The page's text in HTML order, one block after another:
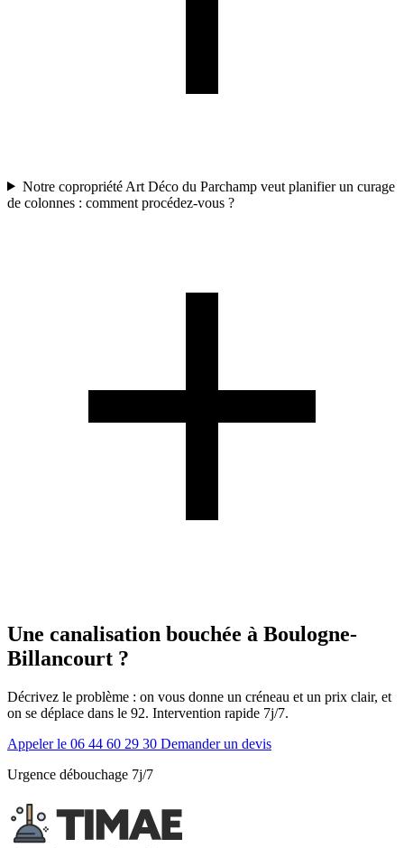
Notre copropriété Art Déco du Parchamp veut planifier un curage
de colonnes : comment procédez-vous ?
Une canalisation bouchée à Boulogne-
Billancourt ?
Décrivez le problème : on vous donne un créneau et un prix clair, et
on se déplace dans le 92. Intervention rapide 7j/7.
Appeler le 06 44 60 29 30 Demander un devis
Urgence débouchage 7j/7